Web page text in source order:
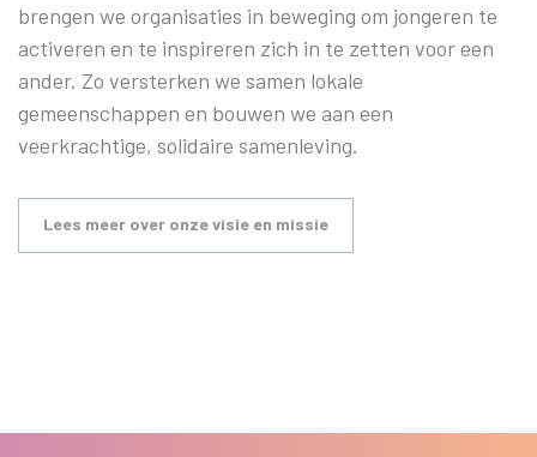
brengen we organisaties in beweging om jongeren te
activeren en te inspireren zich in te zetten voor een
ander. Zo versterken we samen lokale
gemeenschappen en bouwen we aan een
veerkrachtige, solidaire samenleving.
Lees meer over onze visie en missie